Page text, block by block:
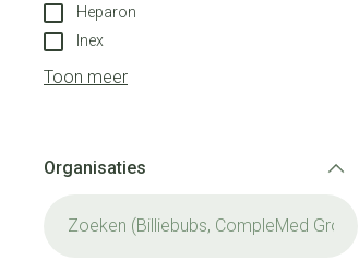
Heparon
Inex
Toon meer
Organisaties